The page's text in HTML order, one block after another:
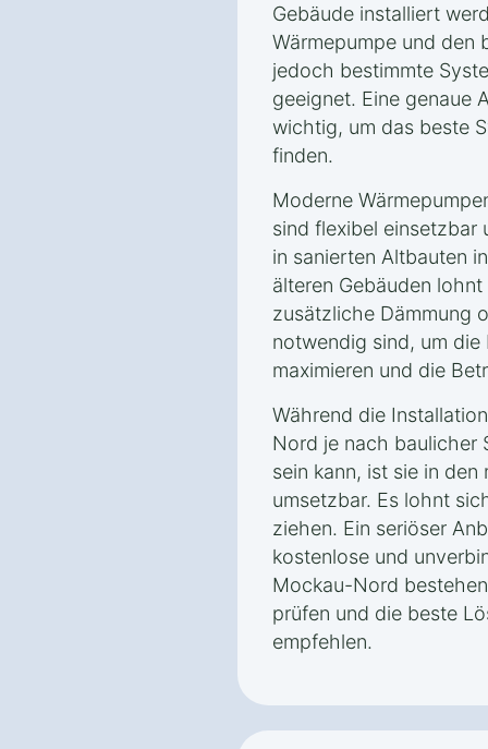
Gebäude installiert
Wärmepumpe und den
jedoch bestimmte
geeignet. Eine genaue
wichtig, um das beste
finden.
Moderne
sind flexibel einsetzbar
in sanierten Altbauten
älteren Gebäuden
zusätzliche Dämmung
notwendig sind, um
maximieren und die
Während die
Nord je nach baulicher
sein kann, ist sie in
umsetzbar. Es lohnt
ziehen. Ein seriöser
kostenlose und
Mockau-Nord
prüfen und die beste
empfehlen.